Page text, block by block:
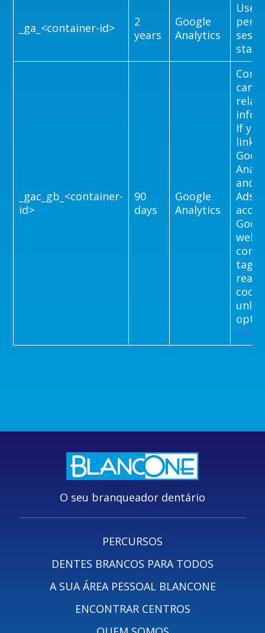
_ga_<container-id>
2
years
Google
Analytics
state.
_gac_gb_<container-
id>
90
days
Google
Analytics
If
and
Ads
tags
read
opt-
O seu branqueador dentário
PERCURSOS
DENTES BRANCOS PARA TODOS
A SUA ÁREA PESSOAL BLANCONE
ENCONTRAR CENTROS